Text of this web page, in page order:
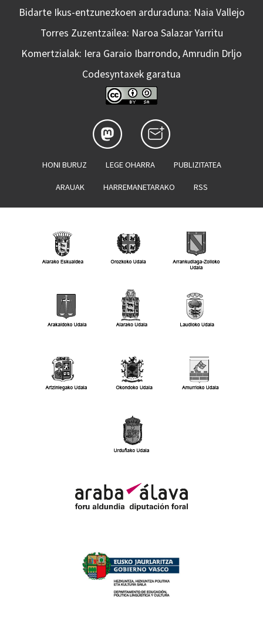
Bidarte Ikus-entzunezkoen arduraduna: Naia Vallejo
Torres Zuzentzailea: Naroa Salazar Yarritu
Komertzialak: Iera Garaio Ibarrondo, Amrudin Drljo
Codesyntaxek garatua
HONI BURUZ LEGE OHARRA PUBLIZITATEA
ARAUAK HARREMANETARAKO RSS